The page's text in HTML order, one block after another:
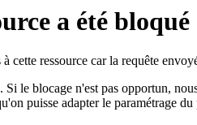
a été bloqué
ressource car la requête
le blocage n'est pas opportun,
puisse adapter le paramétrage du